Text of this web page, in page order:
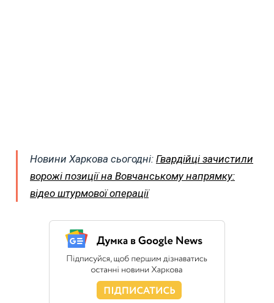
Новини Харкова сьогодні: Гвардійці зачистили
ворожі позиції на Вовчанському напрямку:
відео штурмової операції